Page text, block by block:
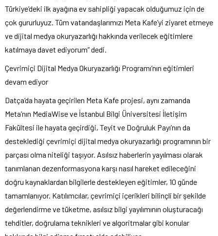
Türkiye’deki ilk ayağına ev sahipliği yapacak olduğumuz için de
çok gururluyuz. Tüm vatandaşlarımızı Meta Kafe’yi ziyaret etmeye
ve dijital medya okuryazarlığı hakkında verilecek eğitimlere
katılmaya davet ediyorum” dedi.
Çevrimiçi Dijital Medya Okuryazarlığı Programı’nın eğitimleri
devam ediyor
Datça’da hayata geçirilen Meta Kafe projesi, aynı zamanda
Meta’nın MediaWise ve İstanbul Bilgi Üniversitesi İletişim
Fakültesi ile hayata geçirdiği, Teyit ve Doğruluk Payı’nın da
desteklediği çevrimiçi dijital medya okuryazarlığı programının bir
parçası olma niteliği taşıyor. Asılsız haberlerin yayılması olarak
tanımlanan dezenformasyona karşı nasıl hareket edileceğini
doğru kaynaklardan bilgilerle destekleyen eğitimler, 10 günde
tamamlanıyor. Katılımcılar, çevrimiçi içerikleri bilinçli bir şekilde
değerlendirme ve tüketme, asılsız bilgi yayılımının oluşturacağı
tehditler, doğrulama teknikleri ve algoritmalar gibi konular